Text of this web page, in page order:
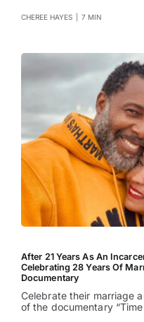
CHEREE HAYES 7 MIN
After 21 Years As An
Celebrating 28 Years Of
Documentary
Celebrate their marriage
of the documentary